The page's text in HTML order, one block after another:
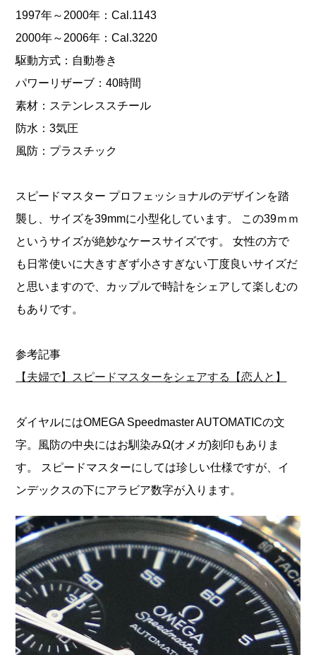
1997年～2000年：Cal.1143
2000年～2006年：Cal.3220
駆動方式：自動巻き
パワーリザーブ：40時間
素材：ステンレススチール
防水：3気圧
風防：プラスチック
スピードマスター プロフェッショナルのデザインを踏
襲し、サイズを39mmに小型化しています。 この39ｍｍ
というサイズが絶妙なケースサイズです。 女性の方で
も日常使いに大きすぎず小さすぎない丁度良いサイズだ
と思いますので、カップルで時計をシェアして楽しむの
もありです。
参考記事
【夫婦で】スピードマスターをシェアする【恋人と】
ダイヤルにはOMEGA Speedmaster AUTOMATICの文
字。風防の中央にはお馴染みΩ(オメガ)刻印もありま
す。 スピードマスターにしては珍しい仕様ですが、イ
ンデックスの下にアラビア数字が入ります。